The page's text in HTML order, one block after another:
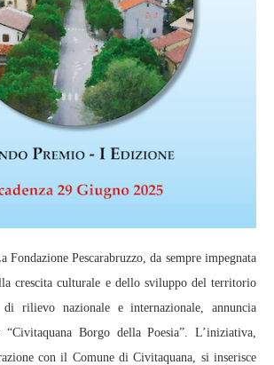
Pescarabruzzo, da sempre impegnata
crescita culturale e dello sviluppo del territorio
di rilievo nazionale e internazionale, annuncia
Borgo della Poesia”. L’iniziativa,
con il Comune di Civitaquana, si inserisce